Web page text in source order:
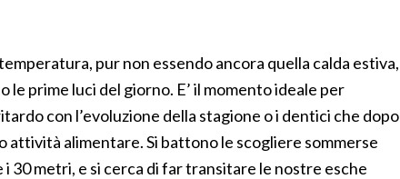
pur non essendo ancora quella calda estiva,
le prime luci del giorno. E’ il momento ideale per
con l’evoluzione della stagione o i dentici che dopo
alimentare. Si battono le scogliere sommerse
30 metri, e si cerca di far transitare le nostre esche